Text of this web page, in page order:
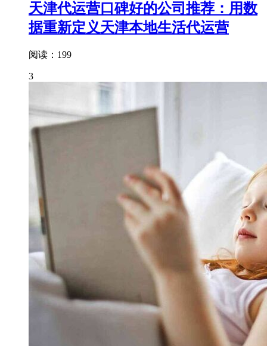
天津代运营口碑好的公司推荐：用数
据重新定义天津本地生活代运营
阅读：199
3